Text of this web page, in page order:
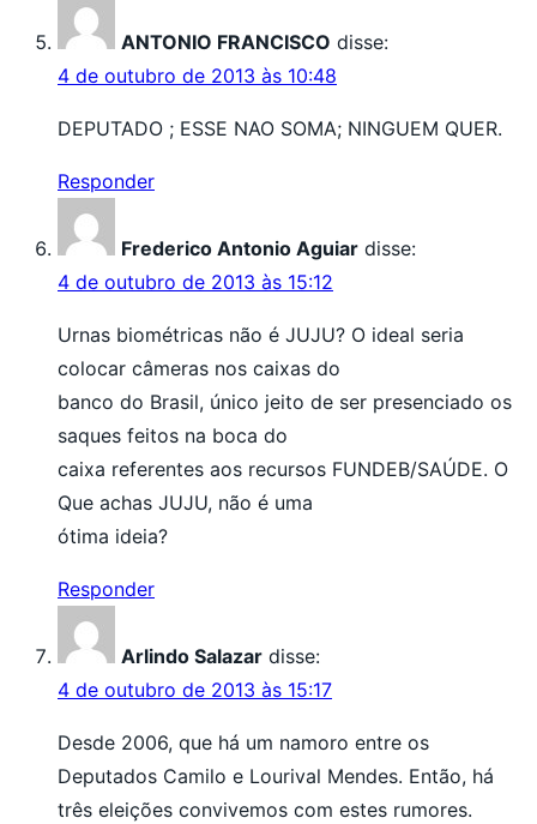
ANTONIO FRANCISCO disse:
4 de outubro de 2013 às 10:48
DEPUTADO ; ESSE NAO SOMA; NINGUEM QUER.
Responder
Frederico Antonio Aguiar disse:
4 de outubro de 2013 às 15:12
Urnas biométricas não é JUJU? O ideal seria
colocar câmeras nos caixas do
banco do Brasil, único jeito de ser presenciado os
saques feitos na boca do
caixa referentes aos recursos FUNDEB/SAÚDE. O
Que achas JUJU, não é uma
ótima ideia?
Responder
Arlindo Salazar disse:
4 de outubro de 2013 às 15:17
Desde 2006, que há um namoro entre os
Deputados Camilo e Lourival Mendes. Então, há
três eleições convivemos com estes rumores.